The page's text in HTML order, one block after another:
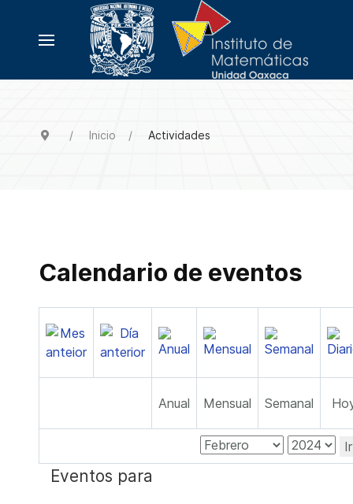
Inicio Actividades
Calendario de eventos
Anual Mensual Semanal
Eventos para